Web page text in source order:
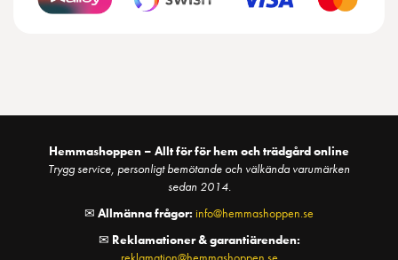
Hemmashoppen – Allt för för hem och trädgård online
Trygg service, personligt bemötande och välkända varumärken
sedan 2014.
✉ Allmänna frågor: info@hemmashoppen.se
✉ Reklamationer & garantiärenden: